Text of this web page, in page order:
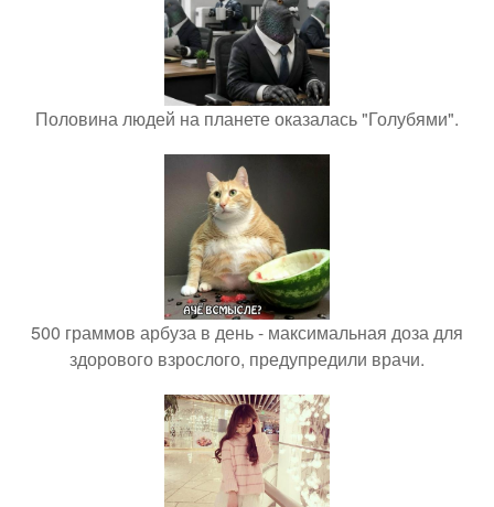
Половина людей на планете оказалась "Голубями".
500 граммов арбуза в день - максимальная доза для
здорового взрослого, предупредили врачи.